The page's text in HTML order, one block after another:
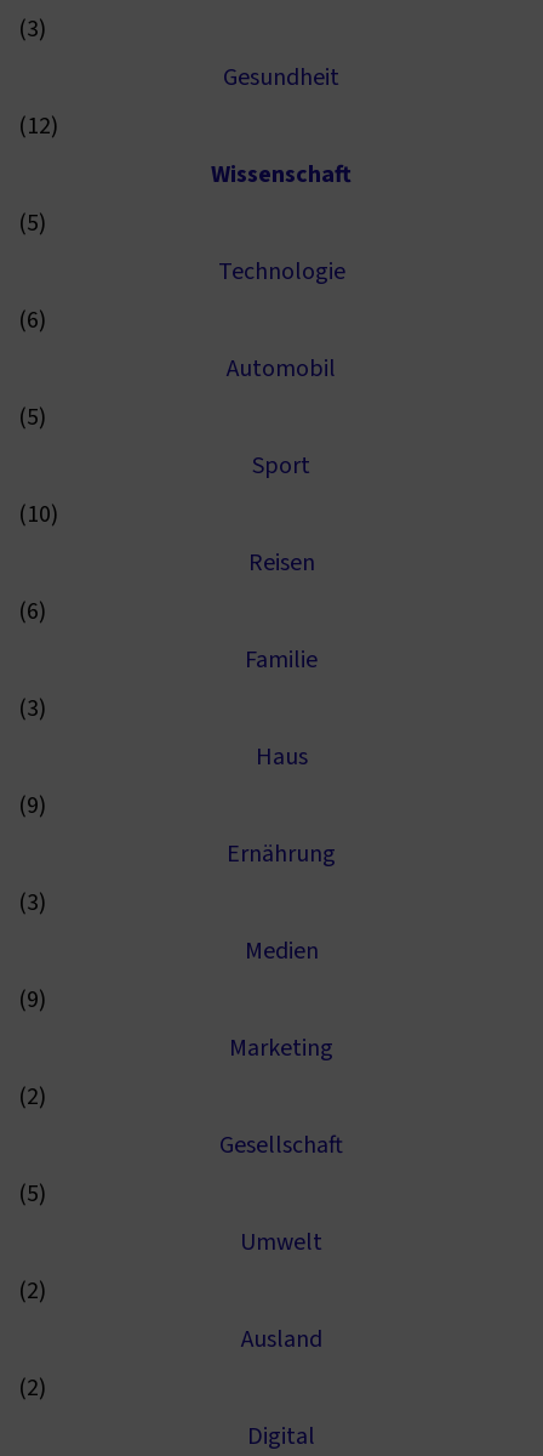
(3)
Gesundheit
(12)
Wissenschaft
(5)
Technologie
(6)
Automobil
(5)
Sport
(10)
Reisen
(6)
Familie
(3)
Haus
(9)
Ernährung
(3)
Medien
(9)
Marketing
(2)
Gesellschaft
(5)
Umwelt
(2)
Ausland
(2)
Digital